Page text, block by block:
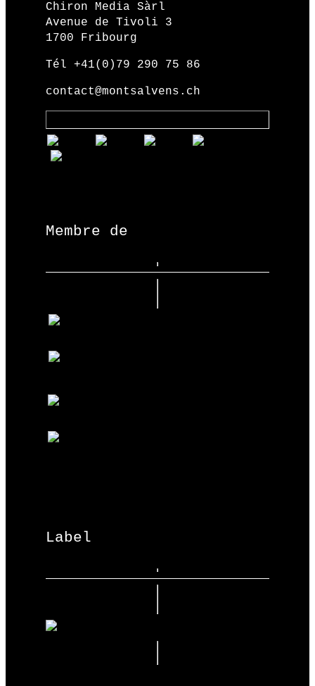
Chiron Media Sàrl
Avenue de Tivoli 3
1700 Fribourg
Tél +41(0)79 290 75 86
contact@montsalvens.ch
Membre de
Label